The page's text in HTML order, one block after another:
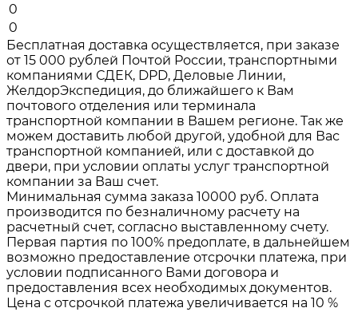
0
0
Бесплатная доставка осуществляется, при заказе
от 15 000 рублей Почтой России, транспортными
компаниями СДЕК, DPD, Деловые Линии,
ЖелдорЭкспедиция, до ближайшего к Вам
почтового отделения или терминала
транспортной компании в Вашем регионе. Так же
можем доставить любой другой, удобной для Вас
транспортной компанией, или с доставкой до
двери, при условии оплаты услуг транспортной
компании за Ваш счет.
Минимальная сумма заказа 10000 руб. Оплата
производится по безналичному расчету на
расчетный счет, согласно выставленному счету.
Первая партия по 100% предоплате, в дальнейшем
возможно предоставление отсрочки платежа, при
условии подписанного Вами договора и
предоставления всех необходимых документов.
Цена с отсрочкой платежа увеличивается на 10 %